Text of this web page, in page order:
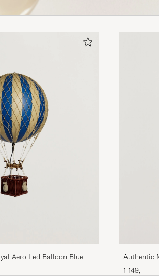
Aero Led Balloon Blue
Authentic
Light
1 149,-